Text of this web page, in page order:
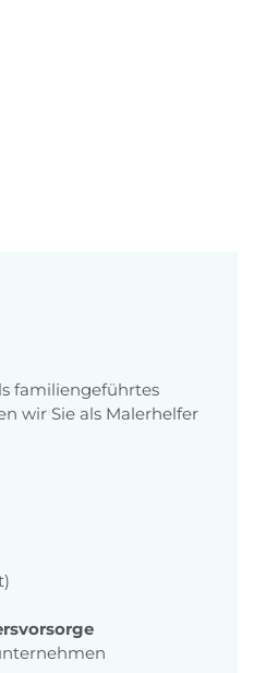
familiengeführtes
wir Sie als Malerhelfer